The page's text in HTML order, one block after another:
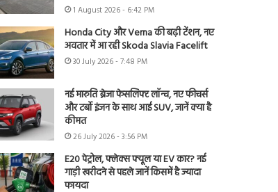
1 August 2026 - 6:42 PM
Honda City और Verna की बढ़ी टेंशन, नए
अवतार में आ रही Skoda Slavia Facelift
30 July 2026 - 7:48 PM
नई मारुति ब्रेजा फेसलिफ्ट लॉन्च, नए फीचर्स
और टर्बो इंजन के साथ आई SUV, जानें क्या है
कीमत
26 July 2026 - 3:56 PM
E20 पेट्रोल, फ्लेक्स फ्यूल या EV कार? नई
गाड़ी खरीदने से पहले जानें किसमें है ज्यादा
फायदा